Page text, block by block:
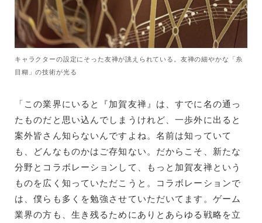
キャラクターの設定にそった友禅が誂えられている。友禅の細やかな「糸
目糊」の技術が光る
「この業界にいると『加賀友禅』は、すでに名の通っ
たものだと思い込んでしまうけれど、一歩外に出ると
案外皆さん知らないんですよね。名前は知っていて
も、どんなものかはご存知ない。だからこそ、新たな
分野とコラボレーションして、もっと加賀友禅という
ものを広く知っていただこうと。コラボレーションで
は、僕らも多くを勉強させていただいてます。ゲーム
業界の方も、生き残るためにありとあらゆる戦略を立